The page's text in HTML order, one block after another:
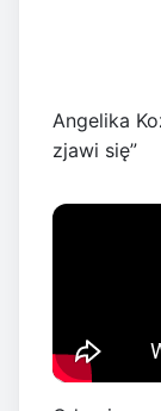
Angelika
zjawi się”